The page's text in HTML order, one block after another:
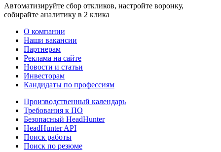
Автоматизируйте сбор откликов, настройте воронку,
собирайте аналитику в 2 клика
О компании
Наши вакансии
Партнерам
Реклама на сайте
Новости и статьи
Инвесторам
Кандидаты по профессиям
Производственный календарь
Требования к ПО
Безопасный HeadHunter
HeadHunter API
Поиск работы
Поиск по резюме